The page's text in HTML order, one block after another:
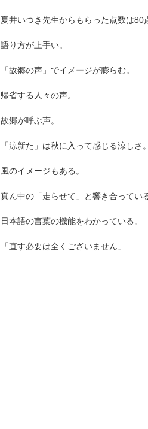
夏井いつき先生からもらった点数は80
語り方が上手い。
「故郷の声」でイメージが膨らむ。
帰省する人々の声。
故郷が呼ぶ声。
「涼新た」は秋に入って感じる涼しさ
風のイメージもある。
真ん中の「走らせて」と響き合ってい
日本語の言葉の機能をわかっている。
「直す必要は全くございません」